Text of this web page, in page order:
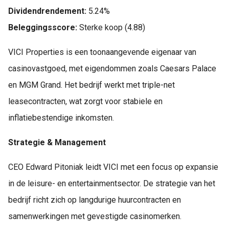
Dividendrendement: 5.24%
Beleggingsscore: Sterke koop (4.88)
VICI Properties is een toonaangevende eigenaar van
casinovastgoed, met eigendommen zoals Caesars Palace
en MGM Grand. Het bedrijf werkt met triple-net
leasecontracten, wat zorgt voor stabiele en
inflatiebestendige inkomsten.
Strategie & Management
CEO Edward Pitoniak leidt VICI met een focus op expansie
in de leisure- en entertainmentsector. De strategie van het
bedrijf richt zich op langdurige huurcontracten en
samenwerkingen met gevestigde casinomerken.